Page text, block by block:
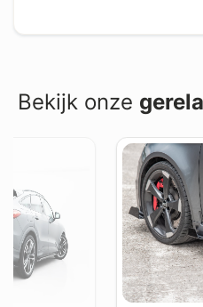
Bekijk onze